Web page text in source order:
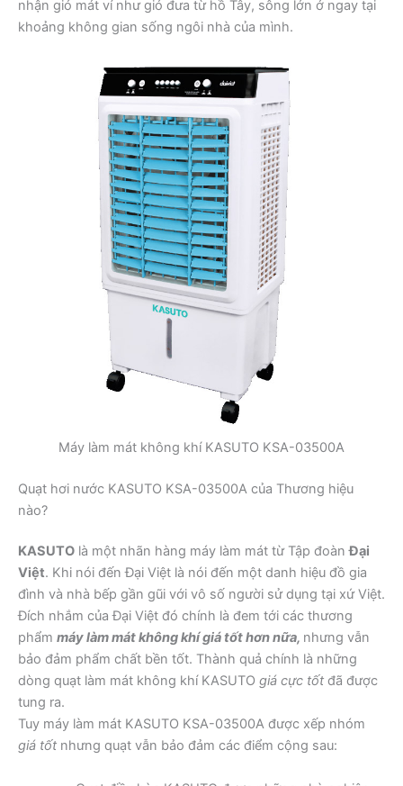
nhận gió mát ví như gió đưa từ hồ Tây, sông lớn ở ngay tại
khoảng không gian sống ngôi nhà của mình.
Máy làm mát không khí KASUTO KSA-03500A
Quạt hơi nước KASUTO KSA-03500A của Thương hiệu
nào?
KASUTO là một nhãn hàng máy làm mát từ Tập đoànĐại
Việt. Khi nói đến Đại Việt là nói đến một danh hiệu đồ gia
đình và nhà bếp gần gũi với vô số người sử dụng tại xứ Việt.
Đích nhắm của Đại Việt đó chính là đem tới các thương
phẩm máy làm mát không khí giá tốt hơn nữa, nhưng vẫn
bảo đảm phẩm chất bền tốt. Thành quả chính là những
dòng quạt làm mát không khí KASUTO giá cực tốt đã được
tung ra.
Tuy máy làm mát KASUTO KSA-03500A được xếp nhóm
giá tốt nhưng quạt vẫn bảo đảm các điểm cộng sau: